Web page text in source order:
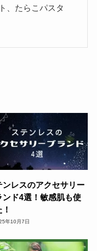
、たらこパスタ
ンレスのアクセサリー
ンド4選！敏感肌も使
年10月7日